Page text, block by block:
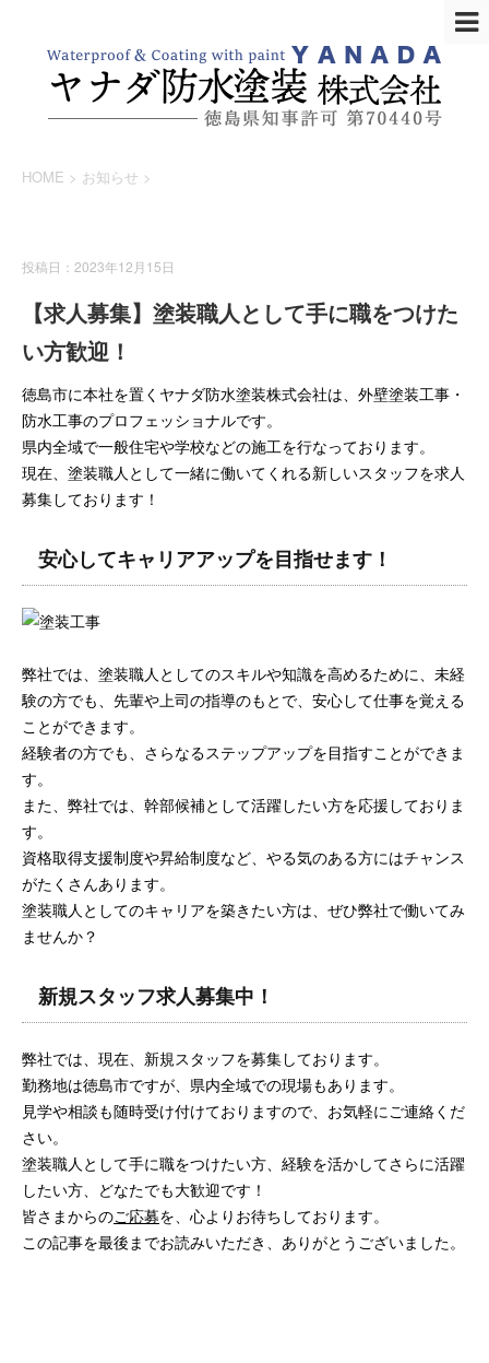
HOME > お知らせ >
投稿日：2023年12月15日
【求人募集】塗装職人として手に職をつけた
い方歓迎！
徳島市に本社を置くヤナダ防水塗装株式会社は、外壁塗装工事・
防水工事のプロフェッショナルです。
県内全域で一般住宅や学校などの施工を行なっております。
現在、塗装職人として一緒に働いてくれる新しいスタッフを求人
募集しております！
安心してキャリアアップを目指せます！
弊社では、塗装職人としてのスキルや知識を高めるために、未経
験の方でも、先輩や上司の指導のもとで、安心して仕事を覚える
ことができます。
経験者の方でも、さらなるステップアップを目指すことができま
す。
また、弊社では、幹部候補として活躍したい方を応援しておりま
す。
資格取得支援制度や昇給制度など、やる気のある方にはチャンス
がたくさんあります。
塗装職人としてのキャリアを築きたい方は、ぜひ弊社で働いてみ
ませんか？
新規スタッフ求人募集中！
弊社では、現在、新規スタッフを募集しております。
勤務地は徳島市ですが、県内全域での現場もあります。
見学や相談も随時受け付けておりますので、お気軽にご連絡くだ
さい。
塗装職人として手に職をつけたい方、経験を活かしてさらに活躍
したい方、どなたでも大歓迎です！
皆さまからのご応募を、心よりお待ちしております。
この記事を最後までお読みいただき、ありがとうございました。